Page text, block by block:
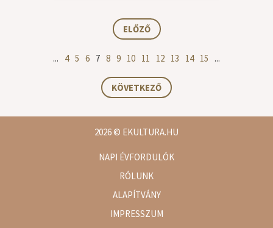
ELŐZŐ
... 4 5 6 7 8 9 10 11 12 13 14 15 ...
KÖVETKEZŐ
2026© EKULTURA.HU
NAPI ÉVFORDULÓK
RÓLUNK
ALAPÍTVÁNY
IMPRESSZUM